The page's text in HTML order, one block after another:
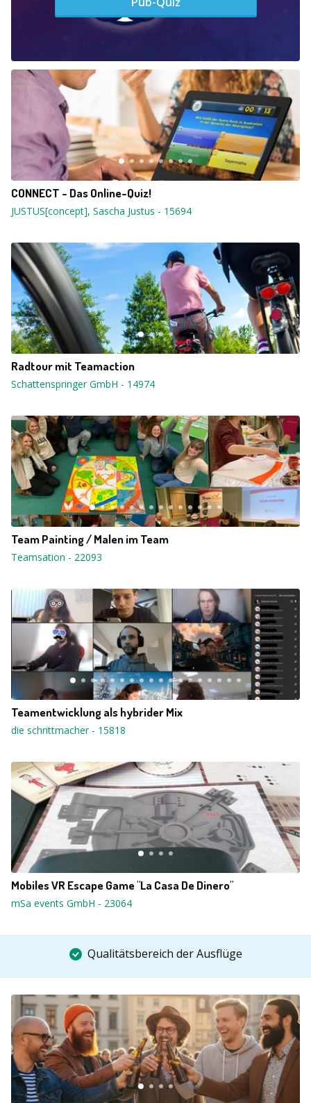
CONNECT - Das Online-Quiz!
JUSTUS[concept], Sascha Justus - 15694
Radtour mit Teamaction
Schattenspringer GmbH - 14974
Team Painting / Malen im Team
Teamsation - 22093
Teamentwicklung als hybrider Mix
die schrittmacher - 15818
Mobiles VR Escape Game "La Casa De Dinero"
mSa events GmbH - 23064
Qualitätsbereich der Ausflüge